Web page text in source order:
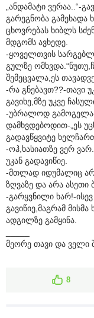
„ანდამატი ვერაა..“-
გარეგნობა გამეხადა
ცხოვრებას ხიბლს
მდგომს ავხედე.
-ყოველთვის
გულზე
შემეცვალა,ეს
-რა გნებავთ??-თავი
გავიხე,მზე უკვე
-უბრალოდ
დამხვდებოდით-„ეს
გადავწყვიტე
-ოჰ,ხასიათზე ვერ
უკან გადავიწიე.
-მთლად იდუმალიც
ზღვაზე და არა ასეთი
-გარყვნილი ხარ!-
გავიწიე,მაგრამ
ადგილზე გამყინა.
მეორე თავი და ველი
8